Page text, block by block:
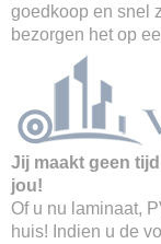
goedkoop en snel
bezorgen het op
Jij maakt geen
jou!
Of u nu laminaat,
huis! Indien u de